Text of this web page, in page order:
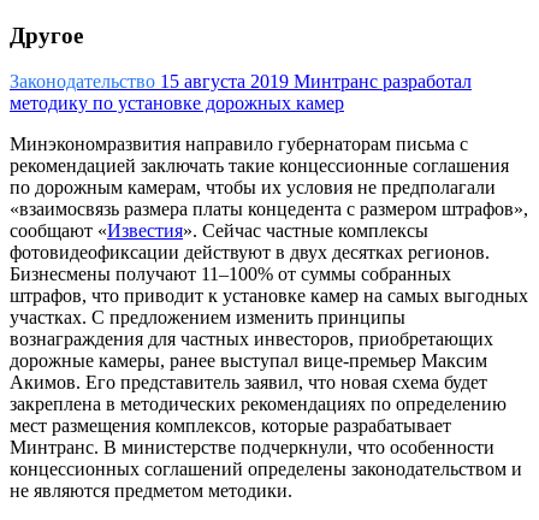
Другое
Законодательство 15 августа 2019 Минтранс разработал
методику по установке дорожных камер
Минэкономразвития направило губернаторам письма с
рекомендацией заключать такие концессионные соглашения
по дорожным камерам, чтобы их условия не предполагали
«взаимосвязь размера платы концедента с размером штрафов»,
сообщают «Известия». Сейчас частные комплексы
фотовидеофиксации действуют в двух десятках регионов.
Бизнесмены получают 11–100% от суммы собранных
штрафов, что приводит к установке камер на самых выгодных
участках. С предложением изменить принципы
вознаграждения для частных инвесторов, приобретающих
дорожные камеры, ранее выступал вице-премьер Максим
Акимов. Его представитель заявил, что новая схема будет
закреплена в методических рекомендациях по определению
мест размещения комплексов, которые разрабатывает
Минтранс. В министерстве подчеркнули, что особенности
концессионных соглашений определены законодательством и
не являются предметом методики.